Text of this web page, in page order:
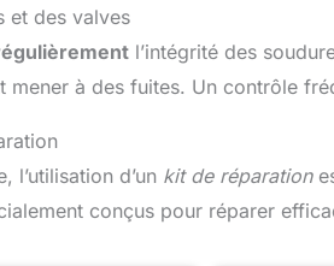
et des valves
l’intégrité des
mener à des fuites. Un contrôle
l’utilisation d’un kit de réparation
conçus pour réparer